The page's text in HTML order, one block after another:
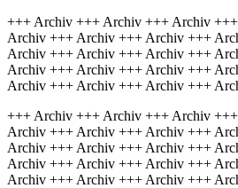
+++ Archiv +++ Archiv +++ Archiv
Archiv +++ Archiv +++ Archiv +++
Archiv +++ Archiv +++ Archiv +++
Archiv +++ Archiv +++ Archiv +++
Archiv +++ Archiv +++ Archiv +++
+++ Archiv +++ Archiv +++ Archiv
Archiv +++ Archiv +++ Archiv +++
Archiv +++ Archiv +++ Archiv +++
Archiv +++ Archiv +++ Archiv +++
Archiv +++ Archiv +++ Archiv +++